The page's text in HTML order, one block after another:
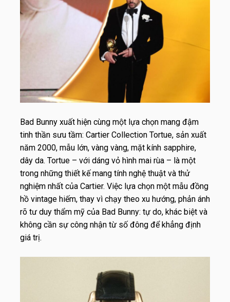
Bad Bunny xuất hiện cùng một lựa chọn mang đậm
tinh thần sưu tầm: Cartier Collection Tortue, sản xuất
năm 2000, mẫu lớn, vàng vàng, mặt kính sapphire,
dây da. Tortue – với dáng vỏ hình mai rùa – là một
trong những thiết kế mang tính nghệ thuật và thử
nghiệm nhất của Cartier. Việc lựa chọn một mẫu đồng
hồ vintage hiếm, thay vì chạy theo xu hướng, phản ánh
rõ tư duy thẩm mỹ của Bad Bunny: tự do, khác biệt và
không cần sự công nhận từ số đông để khẳng định
giá trị.